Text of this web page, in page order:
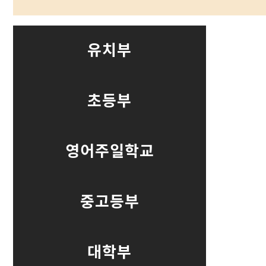
유치부
초등부
영어주일학교
중고등부
대학부